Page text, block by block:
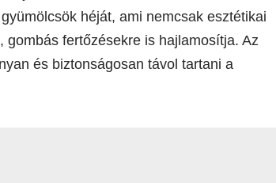
héját, ami nemcsak esztétikai
fertőzésekre is hajlamosítja. Az
és biztonságosan távol tartani a